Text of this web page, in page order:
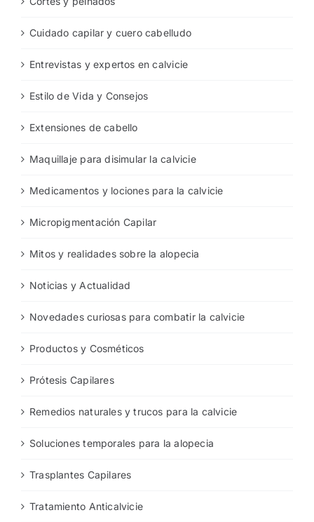
Cortes y peinados
Cuidado capilar y cuero cabelludo
Entrevistas y expertos en calvicie
Estilo de Vida y Consejos
Extensiones de cabello
Maquillaje para disimular la calvicie
Medicamentos y lociones para la calvicie
Micropigmentación Capilar
Mitos y realidades sobre la alopecia
Noticias y Actualidad
Novedades curiosas para combatir la calvicie
Productos y Cosméticos
Prótesis Capilares
Remedios naturales y trucos para la calvicie
Soluciones temporales para la alopecia
Trasplantes Capilares